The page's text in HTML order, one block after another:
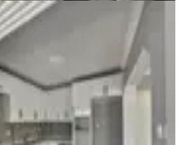
Bahçelievlerde Geniş Satılık
·170 m² 12.06.2026
₺ Yatırım Skoru 62 Fırsat